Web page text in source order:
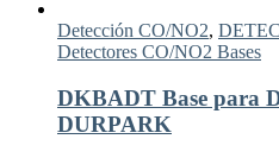
Detección CO/NO2,
Detectores CO/NO2 Bases
DKBADT Base para
DURPARK